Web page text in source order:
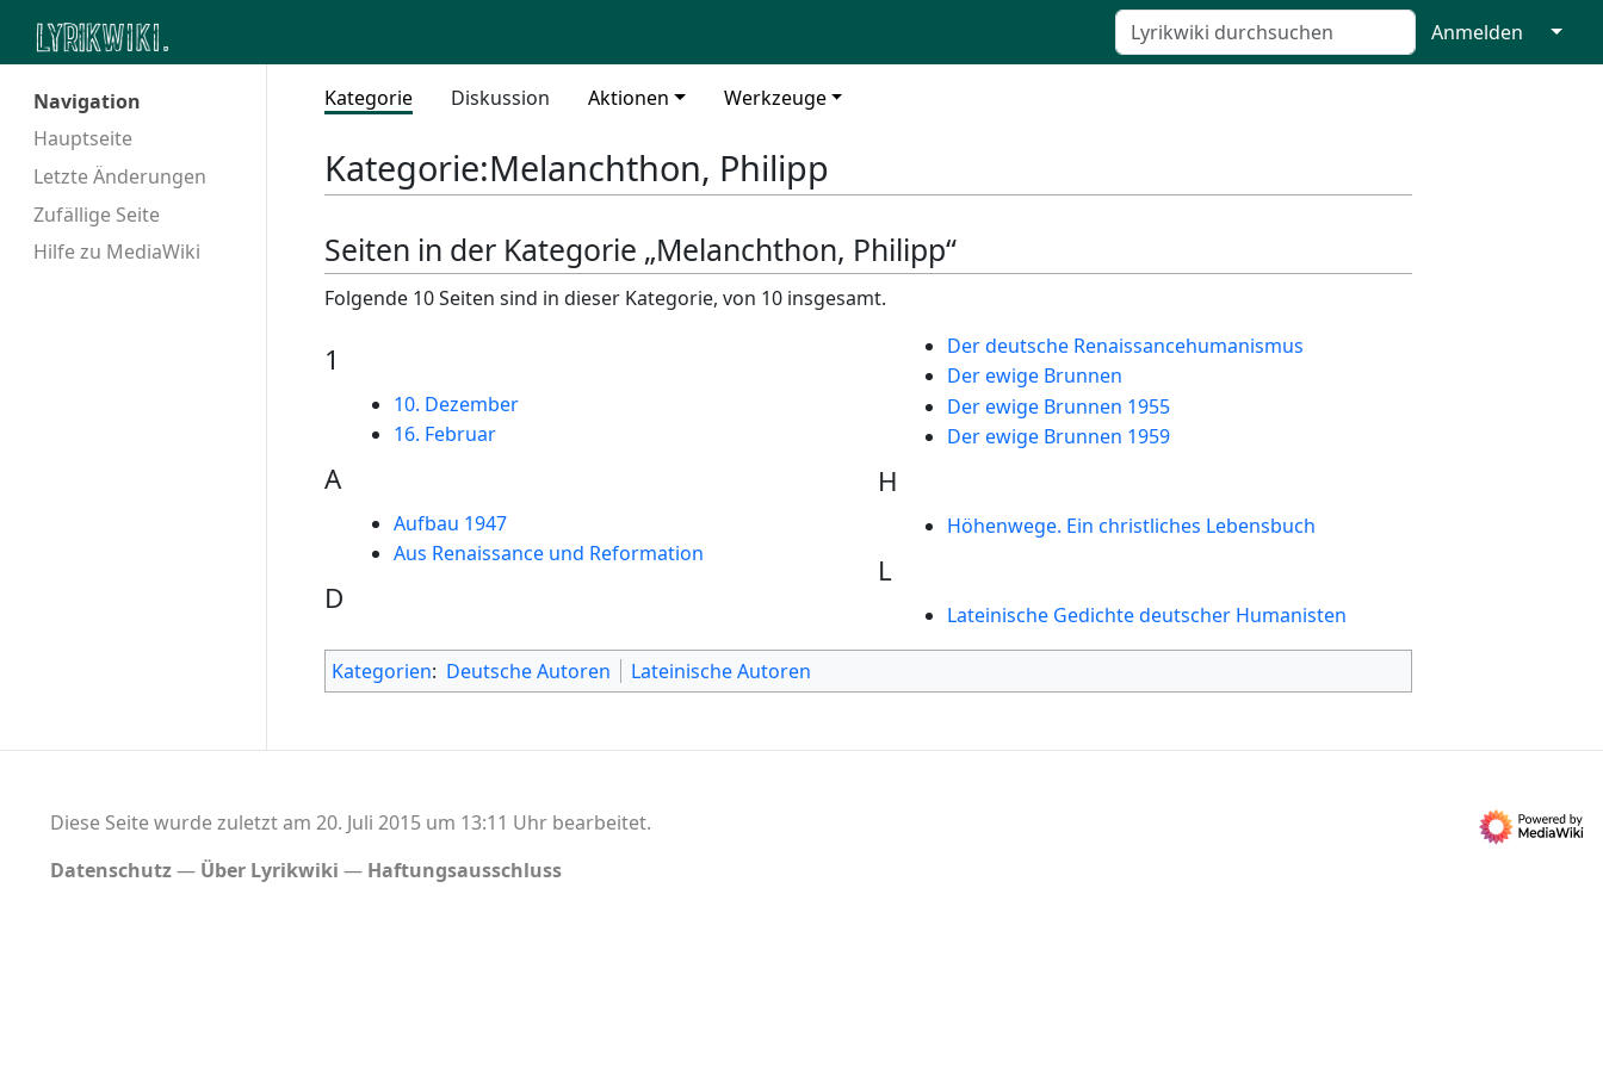
Anmelden ↓
Navigation
Hauptseite
Letzte Änderungen
Zufällige Seite
Hilfe zu MediaWiki
Kategorie Diskussion Aktionen Werkzeuge
Kategorie:Melanchthon, Philipp
Seiten in der Kategorie „Melanchthon, Philipp“
Folgende 10 Seiten sind in dieser Kategorie, von 10 insgesamt.
1
10. Dezember
16. Februar
A
Aufbau 1947
Aus Renaissance und Reformation
D
Der deutsche Renaissancehumanismus
Der ewige Brunnen
Der ewige Brunnen 1955
Der ewige Brunnen 1959
H
Höhenwege. Ein christliches Lebensbuch
L
Lateinische Gedichte deutscher Humanisten
Kategorien: Deutsche Autoren Lateinische Autoren
Diese Seite wurde zuletzt am 20. Juli 2015 um 13:11 Uhr bearbeitet.
Datenschutz
Über Lyrikwiki Haftungsausschluss